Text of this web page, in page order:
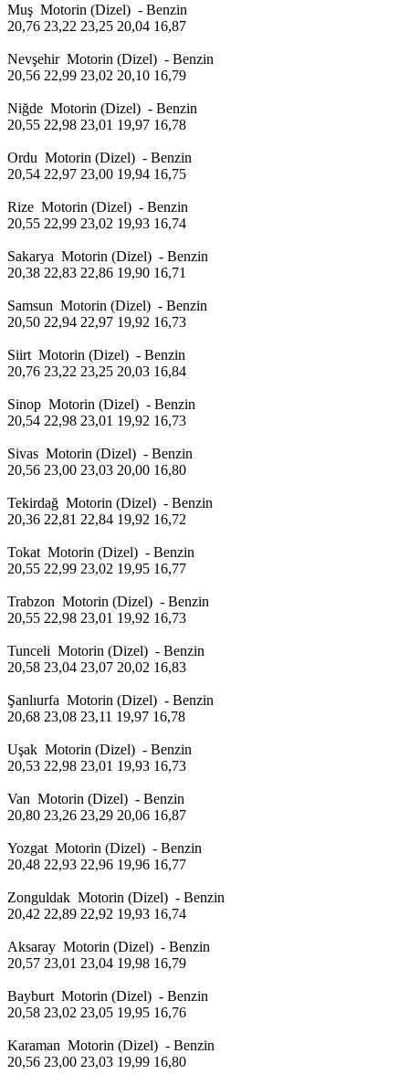
Muş Motorin (Dizel) - Benzin
20,76 23,22 23,25 20,04 16,87
Nevşehir Motorin (Dizel) - Benzin
20,56 22,99 23,02 20,10 16,79
Niğde Motorin (Dizel) - Benzin
20,55 22,98 23,01 19,97 16,78
Ordu Motorin (Dizel) - Benzin
20,54 22,97 23,00 19,94 16,75
Rize Motorin (Dizel) - Benzin
20,55 22,99 23,02 19,93 16,74
Sakarya Motorin (Dizel) - Benzin
20,38 22,83 22,86 19,90 16,71
Samsun Motorin (Dizel) - Benzin
20,50 22,94 22,97 19,92 16,73
Siirt Motorin (Dizel) - Benzin
20,76 23,22 23,25 20,03 16,84
Sinop Motorin (Dizel) - Benzin
20,54 22,98 23,01 19,92 16,73
Sivas Motorin (Dizel) - Benzin
20,56 23,00 23,03 20,00 16,80
Tekirdağ Motorin (Dizel) - Benzin
20,36 22,81 22,84 19,92 16,72
Tokat Motorin (Dizel) - Benzin
20,55 22,99 23,02 19,95 16,77
Trabzon Motorin (Dizel) - Benzin
20,55 22,98 23,01 19,92 16,73
Tunceli Motorin (Dizel) - Benzin
20,58 23,04 23,07 20,02 16,83
Şanlıurfa Motorin (Dizel) - Benzin
20,68 23,08 23,11 19,97 16,78
Uşak Motorin (Dizel) - Benzin
20,53 22,98 23,01 19,93 16,73
Van Motorin (Dizel) - Benzin
20,80 23,26 23,29 20,06 16,87
Yozgat Motorin (Dizel) - Benzin
20,48 22,93 22,96 19,96 16,77
Zonguldak Motorin (Dizel) - Benzin
20,42 22,89 22,92 19,93 16,74
Aksaray Motorin (Dizel) - Benzin
20,57 23,01 23,04 19,98 16,79
Bayburt Motorin (Dizel) - Benzin
20,58 23,02 23,05 19,95 16,76
Karaman Motorin (Dizel) - Benzin
20,56 23,00 23,03 19,99 16,80